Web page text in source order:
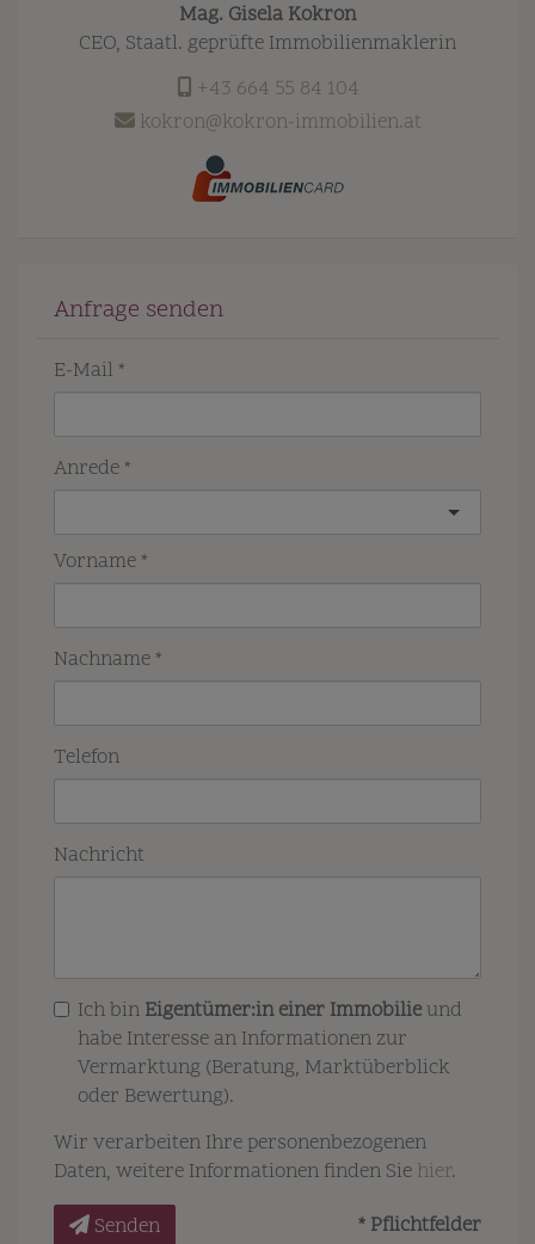
Mag. Gisela Kokron
CEO, Staatl. geprüfte Immobilienmaklerin
+43 664 55 84 104
kokron@kokron-immobilien.at
Anfrage senden
E-Mail
Anrede
Vorname
Nachname
Telefon
Nachricht
Ich bin Eigentümer:in einer Immobilieund
habe Interesse an Informationen zur
Vermarktung (Beratung, Marktüberblick
oder Bewertung).
Wir verarbeiten Ihre personenbezogenen
Daten, weitere Informationen finden Sie hier.
Senden
* Pflichtfelder